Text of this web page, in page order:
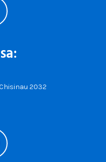
2032